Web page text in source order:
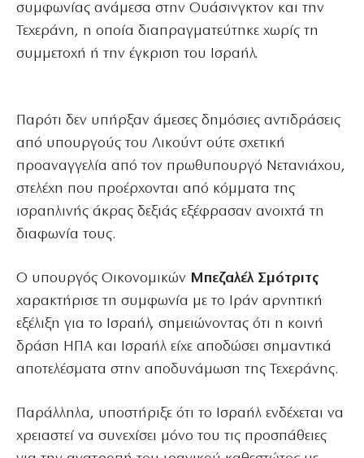
συμφωνίας ανάμεσα στην Ουάσινγκτον και την
Τεχεράνη, η οποία διαπραγματεύτηκε χωρίς τη
συμμετοχή ή την έγκριση του Ισραήλ.
Παρότι δεν υπήρξαν άμεσες δημόσιες αντιδράσεις
από υπουργούς του Λικούντ ούτε σχετική
προαναγγελία από τον πρωθυπουργό Νετανιάχου,
στελέχη που προέρχονται από κόμματα της
ισραηλινής άκρας δεξιάς εξέφρασαν ανοιχτά τη
διαφωνία τους.
Ο υπουργός Οικονομικών Μπεζαλέλ Σμότριτς
χαρακτήρισε τη συμφωνία με το Ιράν αρνητική
εξέλιξη για το Ισραήλ, σημειώνοντας ότι η κοινή
δράση ΗΠΑ και Ισραήλ είχε αποδώσει σημαντικά
αποτελέσματα στην αποδυνάμωση της Τεχεράνης.
Παράλληλα, υποστήριξε ότι το Ισραήλ ενδέχεται να
χρειαστεί να συνεχίσει μόνο του τις προσπάθειες